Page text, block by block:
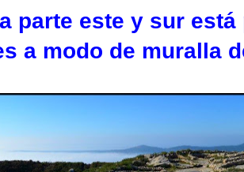
este y sur está
a modo de muralla